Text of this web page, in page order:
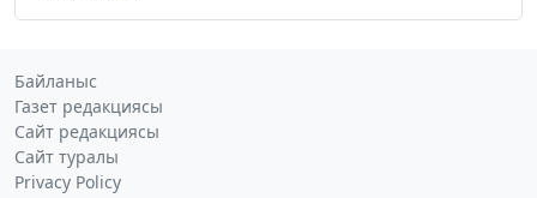
Байланыс
Газет редакциясы
Сайт редакциясы
Сайт туралы
Privacy Policy